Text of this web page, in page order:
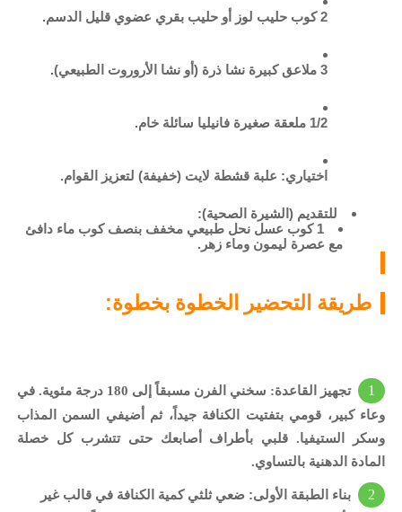
2 كوب حليب لوز أو حليب بقري عضوي قليل الدسم.
3 ملاعق كبيرة نشا ذرة (أو نشا الأروروت الطبيعي).
1/2 ملعقة صغيرة فانيليا سائلة خام.
اختياري: علبة قشطة لايت (خفيفة) لتعزيز القوام.
للتقديم (الشيرة الصحية):
1 كوب عسل نحل طبيعي مخفف بنصف كوب ماء دافئ
مع عصرة ليمون وماء زهر.
طريقة التحضير الخطوة بخطوة:
تجهيز القاعدة:
سخني الفرن مسبقاً إلى 180 درجة مئوية. في
وعاء كبير، قومي بتفتيت الكنافة جيداً، ثم أضيفي السمن المذاب
وسكر الستيفيا. قلبي بأطراف أصابعك حتى تتشرب كل خصلة
المادة الدهنية بالتساوي.
بناء الطبقة الأولى: ضعي ثلثي كمية الكنافة في قالب غير